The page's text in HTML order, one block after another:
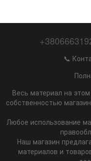
📞
Весь материал на
собственностью
Любое использование
Наш магазин
материалов и